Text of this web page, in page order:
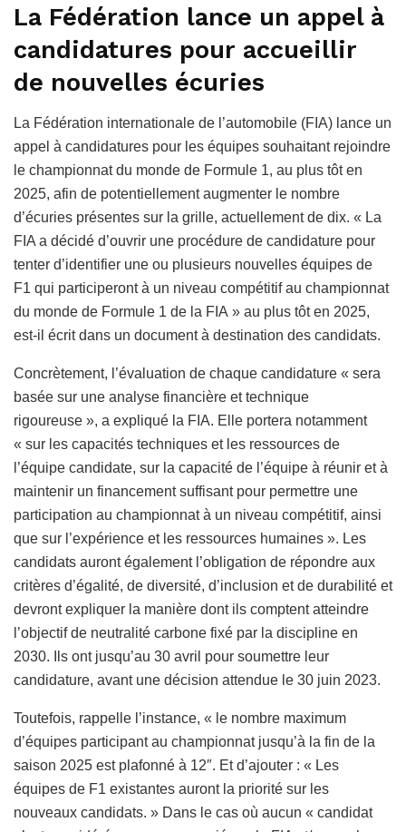
La Fédération lance un appel à
candidatures pour accueillir
de nouvelles écuries
La Fédération internationale de l’automobile (FIA) lance un
appel à candidatures pour les équipes souhaitant rejoindre
le championnat du monde de Formule 1, au plus tôt en
2025, afin de potentiellement augmenter le nombre
d’écuries présentes sur la grille, actuellement de dix. « La
FIA a décidé d’ouvrir une procédure de candidature pour
tenter d’identifier une ou plusieurs nouvelles équipes de
F1 qui participeront à un niveau compétitif au championnat
du monde de Formule 1 de la FIA » au plus tôt en 2025,
est-il écrit dans un document à destination des candidats.
Concrètement, l’évaluation de chaque candidature « sera
basée sur une analyse financière et technique
rigoureuse », a expliqué la FIA. Elle portera notamment
« sur les capacités techniques et les ressources de
l’équipe candidate, sur la capacité de l’équipe à réunir et à
maintenir un financement suffisant pour permettre une
participation au championnat à un niveau compétitif, ainsi
que sur l’expérience et les ressources humaines ». Les
candidats auront également l’obligation de répondre aux
critères d’égalité, de diversité, d’inclusion et de durabilité et
devront expliquer la manière dont ils comptent atteindre
l’objectif de neutralité carbone fixé par la discipline en
2030. Ils ont jusqu’au 30 avril pour soumettre leur
candidature, avant une décision attendue le 30 juin 2023.
Toutefois, rappelle l’instance, « le nombre maximum
d’équipes participant au championnat jusqu’à la fin de la
saison 2025 est plafonné à 12″. Et d’ajouter : « Les
équipes de F1 existantes auront la priorité sur les
nouveaux candidats. » Dans le cas où aucun « candidat